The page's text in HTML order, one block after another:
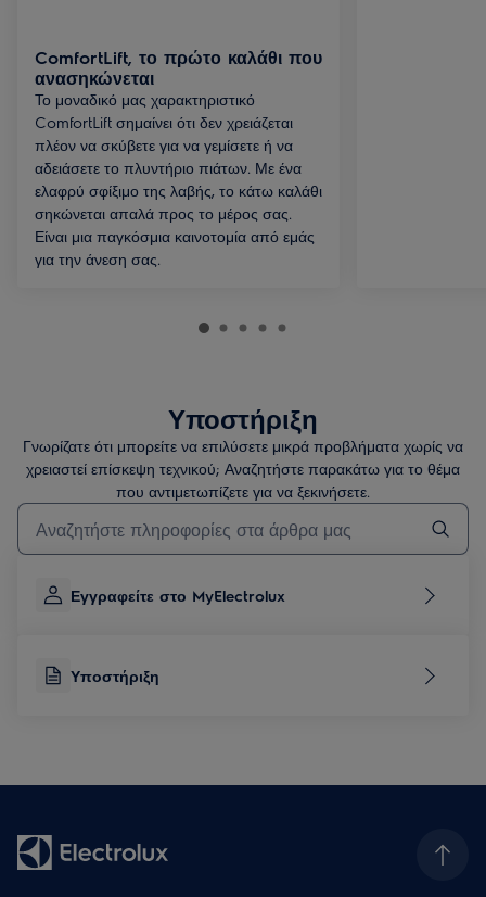
ComfortLift, το πρώτο καλάθι που
ανασηκώνεται
Το μοναδικό μας χαρακτηριστικό
ComfortLift σημαίνει ότι δεν χρειάζεται
πλέον να σκύβετε για να γεμίσετε ή να
αδειάσετε το πλυντήριο πιάτων. Με ένα
ελαφρύ σφίξιμο της λαβής, το κάτω καλάθι
σηκώνεται απαλά προς το μέρος σας.
Είναι μια παγκόσμια καινοτομία από εμάς
για την άνεση σας.
Υποστήριξη
Γνωρίζατε ότι μπορείτε να επιλύσετε μικρά προβλήματα χωρίς να
χρειαστεί επίσκεψη τεχνικού; Αναζητήστε παρακάτω για το θέμα
που αντιμετωπίζετε για να ξεκινήσετε.
Τύπος για αναζήτηση άρθρων υποστήριξης
Εγγραφείτε στο MyElectrolux
Υποστήριξη